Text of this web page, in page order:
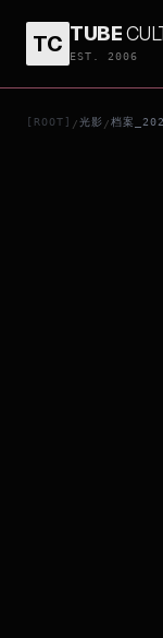
TC TUBE
EST. 2006
[ROOT] /光影 /档案
PELELIU: